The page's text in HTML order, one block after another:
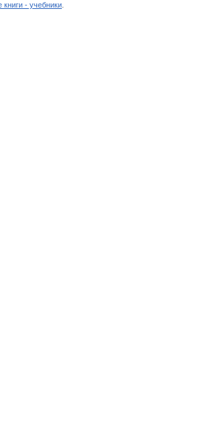
книги - учебники